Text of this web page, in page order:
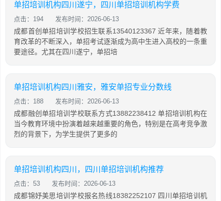
单招培训机构四川遂宁，四川单招培训机构学费
点击：194 发布时间：2026-06-13
成都首创单招培训学校招生联系13540123367 近年来，随着教
育改革的不断深入，单招考试逐渐成为高中生进入高校的一条重
要途径。尤其在四川遂宁，单招培
单招培训机构四川雅安，雅安单招专业分数线
点击：188 发布时间：2026-06-13
成都融创单招培训学校联系方式13882238412 单招培训机构在
当今教育环境中扮演着越来越重要的角色，特别是在高考竞争激
烈的背景下，为学生提供了更多的
单招培训机构四川，四川单招培训机构推荐
点击：53 发布时间：2026-06-13
成都锦妤美思培训学校报名热线18382252107 四川单招培训机